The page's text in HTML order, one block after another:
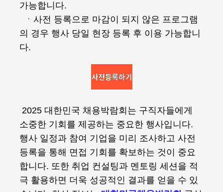
가능합니다.
ㆍ사전 등록으로 마감이 되지 않은 프로그램
의 경우 행사 당일 현장 등록 후 이용 가능합니
다.
2025 대한민국 채용박람회는 구직자들에게
소중한 기회를 제공하는 중요한 행사입니다.
행사 일정과 참여 기업을 미리 조사하고 사전
등록을 통해 면접 기회를 확보하는 것이 중요
합니다. 또한 취업 컨설팅과 멘토링 세션을 적
극 활용하면 더욱 성공적인 결과를 얻을 수 있